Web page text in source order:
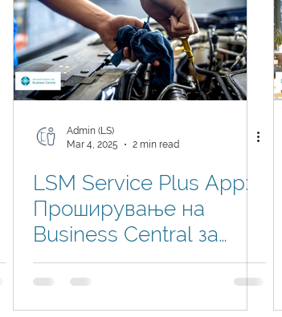
Admin (LS)
Mar 4, 2025
2 min read
LSM Service Plus App:
Проширување на
Business Central за
сервисни центри во
Македонија